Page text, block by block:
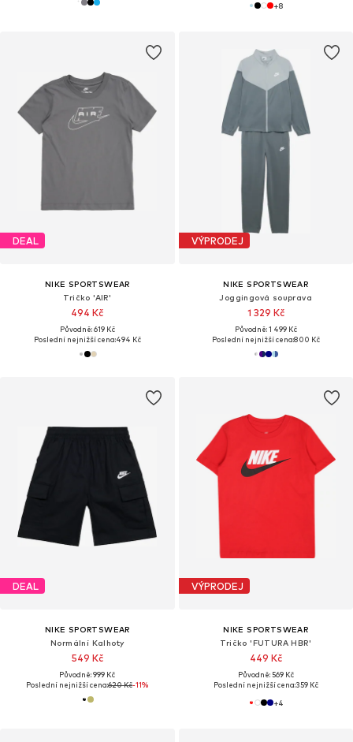
+8
DEAL
NIKE SPORTSWEAR
Tričko 'AIR'
494 Kč
Původně: 619 Kč
Poslední nejnižší cena:494 Kč
VÝPRODEJ
NIKE SPORTSWEAR
Joggingová souprava
1 329 Kč
Původně: 1 499 Kč
Poslední nejnižší cena:800 Kč
DEAL
NIKE SPORTSWEAR
Normální Kalhoty
549 Kč
Původně: 999 Kč
Poslední nejnižší cena:620 Kč-11%
VÝPRODEJ
NIKE SPORTSWEAR
Tričko 'FUTURA HBR'
449 Kč
Původně: 569 Kč
Poslední nejnižší cena:359 Kč
+4